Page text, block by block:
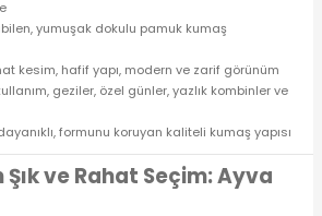
yumuşak dokulu pamuk kumaş
kesim, hafif yapı, modern ve zarif görünüm
geziler, özel günler, yazlık kombinler ve
formunu koruyan kaliteli kumaş yapısı
Şık ve Rahat Seçim: Ayva